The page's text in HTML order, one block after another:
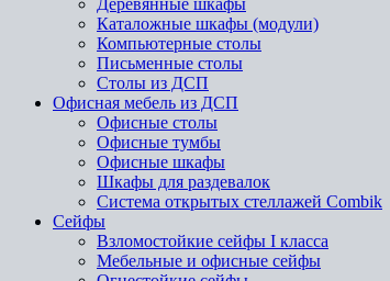
Деревянные шкафы
Каталожные шкафы (модули)
Компьютерные столы
Письменные столы
Столы из ДСП
Офисная мебель из ДСП
Офисные столы
Офисные тумбы
Офисные шкафы
Шкафы для раздевалок
Система открытых стеллажей Combik
Сейфы
Взломостойкие сейфы I класса
Мебельные и офисные сейфы